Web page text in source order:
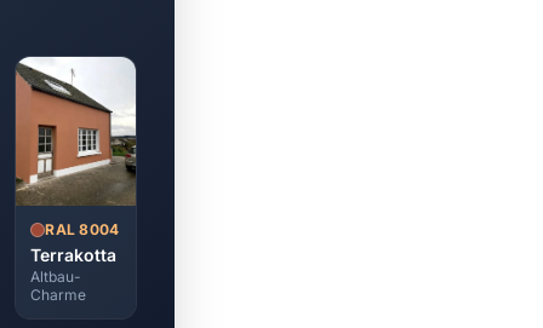
RAL 8004
Terrakotta
Altbau-
Charme